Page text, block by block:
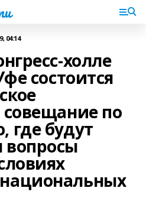
04:14
холле
состоится
совещание по
где будут
вопросы